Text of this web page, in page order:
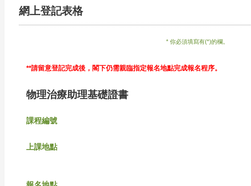
網上登記表格
* 你必須填寫有(*)的欄。
**請留意登記完成後，閣下仍需親臨指定報名地點完成報名程序。
物理治療助理基礎證書
課程編號
上課地點